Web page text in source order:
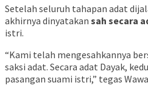
Setelah seluruh tahapan adat
akhirnya dinyatakan sah secara
istri.
“Kami telah mengesahkannya
saksi adat. Secara adat Dayak,
pasangan suami istri,” tegas